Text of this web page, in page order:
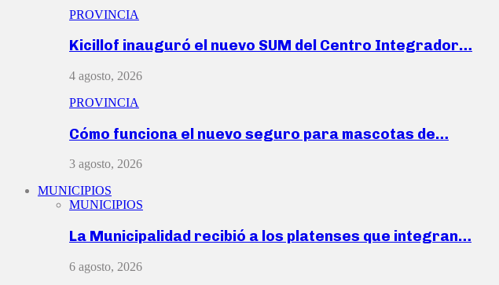
PROVINCIA
Kicillof inauguró el nuevo SUM del Centro Integrador…
4 agosto, 2026
PROVINCIA
Cómo funciona el nuevo seguro para mascotas de…
3 agosto, 2026
MUNICIPIOS
MUNICIPIOS
La Municipalidad recibió a los platenses que integran…
6 agosto, 2026